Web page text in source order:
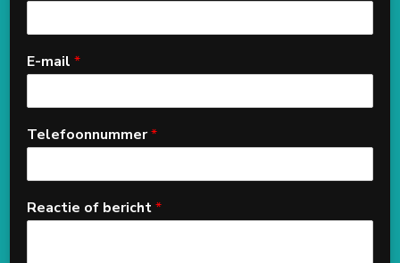
E-mail *
Telefoonnummer*
Reactie of bericht*